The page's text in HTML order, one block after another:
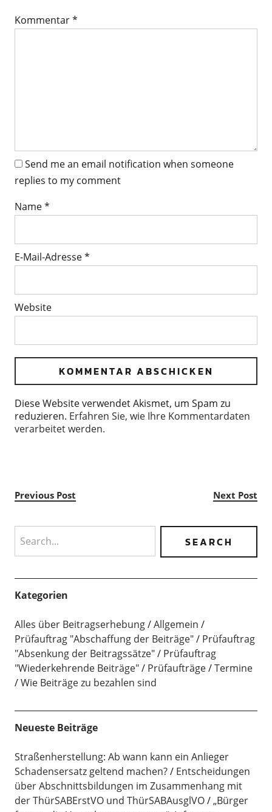
Kommentar*
Send me an email notification when someone
replies to my comment
Name*
E-Mail-Adresse*
Website
Diese Website verwendet Akismet, um Spam zu
reduzieren. Erfahren Sie, wie Ihre Kommentardaten
verarbeitet werden.
Previous Post Next Post
Kategorien
Alles über Beitragserhebung
Allgemein
Prüfauftrag "Abschaffung der Beiträge"
Prüfauftrag
"Absenkung der Beitragssätze"
Prüfauftrag
"Wiederkehrende Beiträge"
Prüfaufträge
Termine
Wie Beiträge zu bezahlen sind
Neueste Beiträge
Straßenherstellung: Ab wann kann ein Anlieger
Schadensersatz geltend machen?
Entscheidungen
über Abschnittsbildungen im Zusammenhang mit
der ThürSABErstVO und ThürSABAusglVO
„Bürger